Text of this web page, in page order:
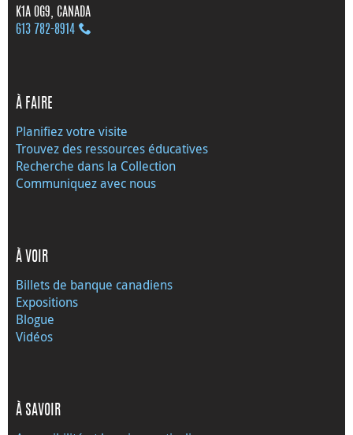
K1A 0G9, CANADA
613 782‑8914
À FAIRE
Planifiez votre visite
Trouvez des ressources éducatives
Recherche dans la Collection
Communiquez avec nous
À VOIR
Billets de banque canadiens
Expositions
Blogue
Vidéos
À SAVOIR